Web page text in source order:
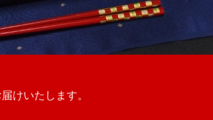
けいたします。